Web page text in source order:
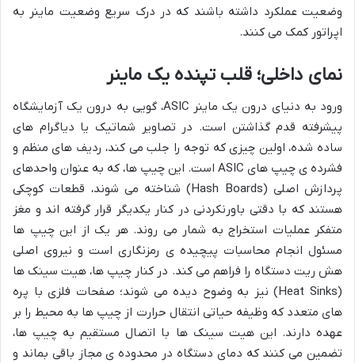
وضعیت عملکرد داشته باشند که در درک سریع وضعیت ماینر به
اپراتور کمک می کنند.
نمای داخلی؛ قلب تپنده یک ماینر
ورود به دنیای درون یک ماینر ASIC، گویی به درون یک آزمایشگاه
پیشرفته قدم گذاشتن است. در تصاویر شماتیک یا دیاگرام های
ساده شده، اولین چیزی که توجه را جلب می کند، ردیف های منظم و
فشرده ی چیپ های ASIC است. این چیپ ها، که به عنوان واحدهای
پردازش اصلی (Hash Boards) شناخته می شوند، قطعات کوچکی
هستند که با دقتی باورنکردنی در کنار یکدیگر قرار گرفته اند و مغز
متفکر عملیات استخراج به شمار می روند. هر یک از این چیپ ها
مسئول انجام محاسبات پیچیده ی رمزنگاری است و نیروی اصلی
هش ریت دستگاه را فراهم می کند. در کنار چیپ ها، هیت سینک ها
(Heat Sinks) نیز به وضوح دیده می شوند؛ صفحات فلزی با پره
های متعدد که وظیفه حیاتی انتقال حرارت از چیپ ها به محیط را بر
عهده دارند. این هیت سینک ها با اتصال مستقیم به چیپ ها،
تضمین می کنند که دمای دستگاه در محدوده ی مجاز باقی بماند و